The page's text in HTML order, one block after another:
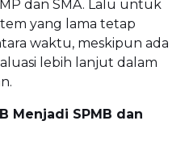
dan SMA. Lalu untuk
yang lama tetap
waktu, meskipun ada
lebih lanjut dalam
Menjadi SPMB dan